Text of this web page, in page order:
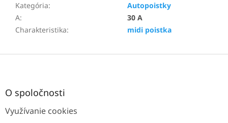
Kategória:
Autopoistky
A:
30 A
Charakteristika: midi poistka
Z
O spoločnosti
Využívanie cookies